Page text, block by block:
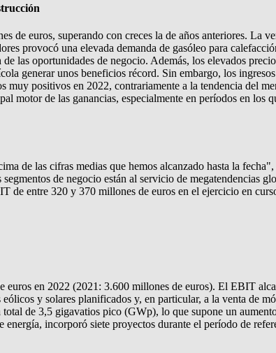
de euros, superando con creces la de años anteriores. La
provocó una elevada demanda de gasóleo para
las oportunidades de negocio. Además, los elevados
generar unos beneficios récord. Sin embargo, los
positivos en 2022, contrariamente a la tendencia del
de las ganancias, especialmente en períodos en los
de las cifras medias que hemos alcanzado hasta la
de negocio están al servicio de megatendencias
de entre 320 y 370 millones de euros en el ejercicio en
en 2022 (2021: 3.600 millones de euros). El EBIT
y solares planificados y, en particular, a la venta de
de 3,5 gigavatios pico (GWp), lo que supone un
incorporó siete proyectos durante el período de